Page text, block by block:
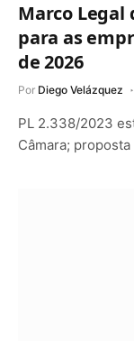
Marco Legal
para as
de 2026
Por Diego Velázquez
PL 2.338/2023
Câmara;